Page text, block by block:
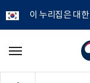
이 누리집은 대
메